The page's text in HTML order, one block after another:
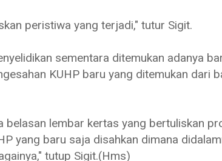
peristiwa yang terjadi," tutur Sigit.
sementara ditemukan adanya
KUHP baru yang ditemukan dari
belasan lembar kertas yang bertuliskan
yang baru saja disahkan dimana
tutup Sigit.(Hms)